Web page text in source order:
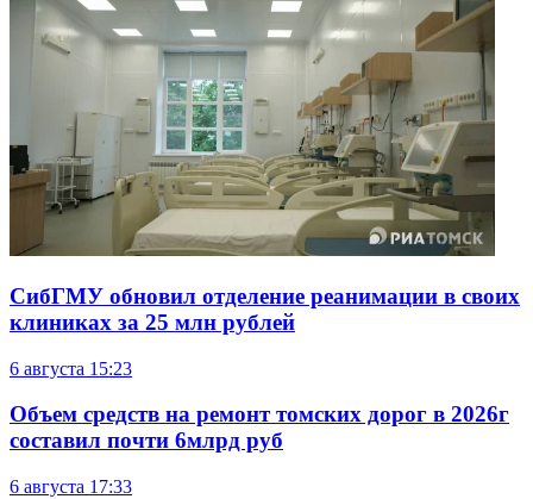
СибГМУ обновил отделение реанимации в своих
клиниках за 25 млн рублей
6 августа 15:23
Объем средств на ремонт томских дорог в 2026г
составил почти 6млрд руб
6 августа 17:33